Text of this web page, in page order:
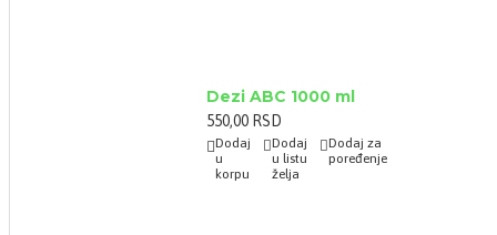
Dezi ABC 1000 ml
550,00 RSD
Dodaj
u
korpu
Dodaj
u listu
želja
Dodaj za
poređenje